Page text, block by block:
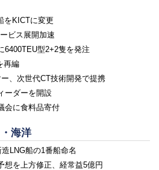
をKICTに変更
ビス展開加速
6400TEU型2+2隻を発注
再編
、次世代CT技術開発で提携
ーダーを開設
会に食料品寄付
海洋
LNG船の1番船命名
想を上方修正、経常益5億円